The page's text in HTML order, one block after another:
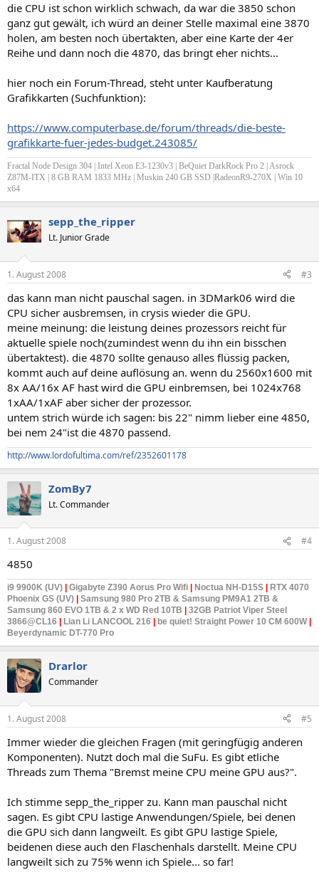
die CPU ist schon wirklich schwach, da war die 3850 schon
ganz gut gewält, ich würd an deiner Stelle maximal eine 3870
holen, am besten noch übertakten, aber eine Karte der 4er
Reihe und dann noch die 4870, das bringt eher nichts...
hier noch ein Forum-Thread, steht unter Kaufberatung
Grafikkarten (Suchfunktion):
https://www.computerbase.de/forum/threads/die-beste-
grafikkarte-fuer-jedes-budget.243085/
Fractal Node Design 304 | Intel Xeon E3-1230v3 | BeQuiet DarkRock Pro 2 | Asrock
Z87M-ITX | 8 GB RAM 1833 MHz | Muskin 240 GB SSD |RadeonR9-270X | Win 10
x64
sepp_the_ripper
Lt. Junior Grade
1. August 2008 #3
das kann man nicht pauschal sagen. in 3DMark06 wird die
CPU sicher ausbremsen, in crysis wieder die GPU.
meine meinung: die leistung deines prozessors reicht für
aktuelle spiele noch(zumindest wenn du ihn ein bisschen
übertaktest). die 4870 sollte genauso alles flüssig packen,
kommt auch auf deine auflösung an. wenn du 2560x1600 mit
8x AA/16x AF hast wird die GPU einbremsen, bei 1024x768
1xAA/1xAF aber sicher der prozessor.
untem strich würde ich sagen: bis 22" nimm lieber eine 4850,
bei nem 24"ist die 4870 passend.
http://www.lordofultima.com/ref/2352601178
ZomBy7
Lt. Commander
1. August 2008 #4
4850
i9 9900K (UV) Gigabyte Z390 Aorus Pro Wifi Noctua NH-D15S
RTX 4070
Phoenix GS (UV)
Samsung 980 Pro 2TB & Samsung PM9A1 2TB &
Samsung 860 EVO 1TB & 2 x WD Red 10TB
32GB Patriot Viper Steel
3866@CL16
Lian Li LANCOOL 216 be quiet! Straight Power 10 CM 600W
Beyerdynamic DT-770 Pro
Drarlor
Commander
1. August 2008 #5
Immer wieder die gleichen Fragen (mit geringfügig anderen
Komponenten). Nutzt doch mal die SuFu. Es gibt etliche
Threads zum Thema "Bremst meine CPU meine GPU aus?".
Ich stimme sepp_the_ripper zu. Kann man pauschal nicht
sagen. Es gibt CPU lastige Anwendungen/Spiele, bei denen
die GPU sich dann langweilt. Es gibt GPU lastige Spiele,
beidenen diese auch den Flaschenhals darstellt. Meine CPU
langweilt sich zu 75% wenn ich Spiele... so far!